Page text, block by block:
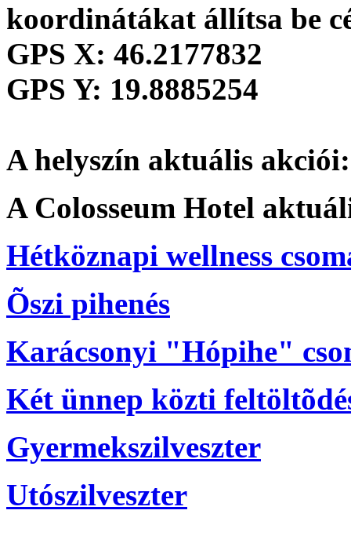
koordinátákat állítsa be
GPS X: 46.2177832
GPS Y: 19.8885254
A helyszín aktuális akciói:
A Colosseum Hotel
Hétköznapi wellness
Õszi pihenés
Karácsonyi "Hópihe"
Két ünnep közti
Gyermekszilveszter
Utószilveszter